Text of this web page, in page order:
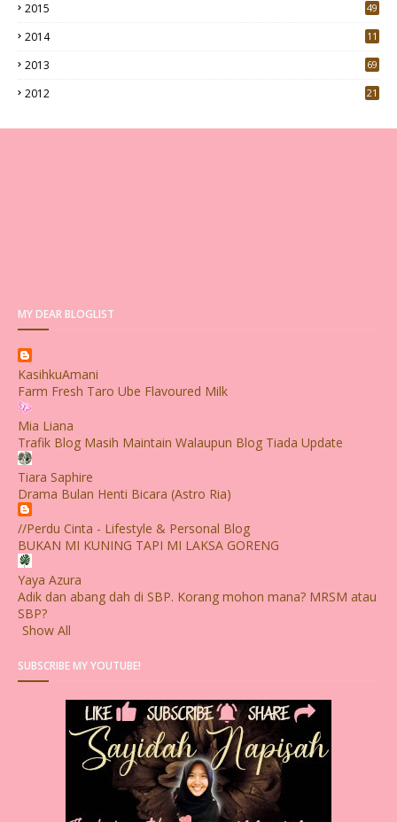
2015
49
2014 11
2013 69
2012 21
MY DEAR BLOGLIST
KasihkuAmani
Farm Fresh Taro Ube Flavoured Milk
Mia Liana
Trafik Blog Masih Maintain Walaupun Blog Tiada Update
Tiara Saphire
Drama Bulan Henti Bicara (Astro Ria)
//Perdu Cinta - Lifestyle & Personal Blog
BUKAN MI KUNING TAPI MI LAKSA GORENG
Yaya Azura
Adik dan abang dah di SBP. Korang mohon mana? MRSM atau
SBP?
Show All
SUBSCRIBE MY YOUTUBE!